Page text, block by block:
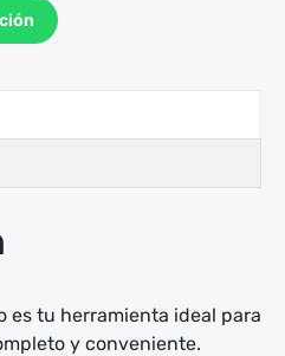
es tu herramienta ideal para
y conveniente.